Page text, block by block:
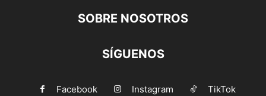
SOBRE NOSOTROS
SÍGUENOS
Facebook Instagram TikTok